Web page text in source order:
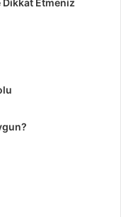
donanımlardır.
sunucuların da
olması
sitelerinizin hızı
Sizce
teknolojisine yön
alandan
Etmeniz